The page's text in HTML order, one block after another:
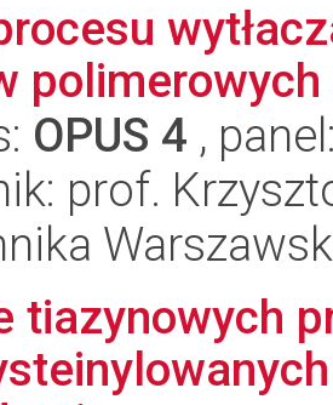
OPUS 4 ,
prof.
tiazynowych